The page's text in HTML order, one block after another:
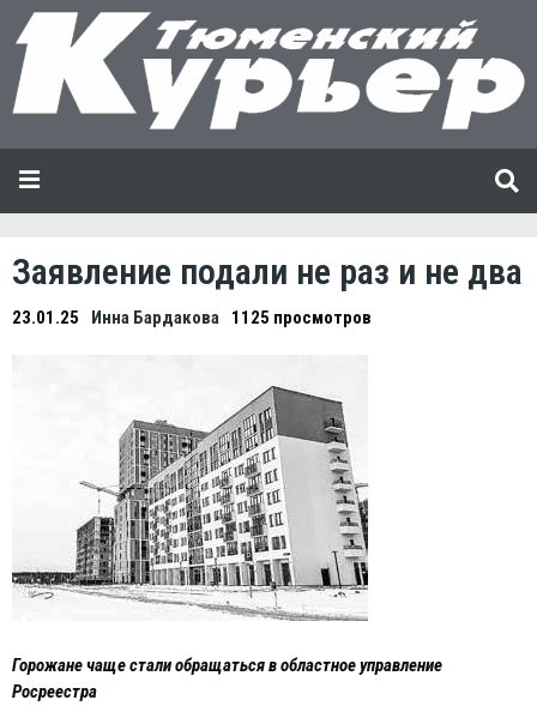
Заявление подали не раз и не два
23.01.25 Инна Бардакова 1125 просмотров
Горожане чаще стали обращаться в областное управление
Росреестра